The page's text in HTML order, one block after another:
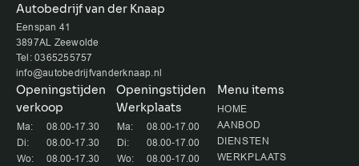
Autobedrijf van der Knaap
Eenspan 41
3897AL Zeewolde
Tel: 0365255757
info@autobedrijfvanderknaap.nl
Openingstijden
verkoop
Ma:
08.00-17.30
Di:
08.00-17.30
Wo:
08.00-17.30
Openingstijden
Werkplaats
Ma:
08.00-17.00
Di:
08.00-17.00
Wo:
08.00-17.00
Menu items
HOME
AANBOD
DIENSTEN
WERKPLAATS